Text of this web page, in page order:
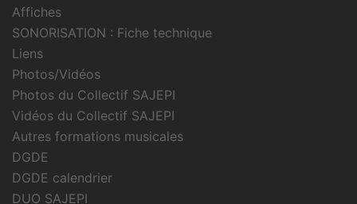
Affiches
SONORISATION : Fiche technique
Liens
Photos/Vidéos
Photos du Collectif SAJEPI
Vidéos du Collectif SAJEPI
Autres formations musicales
DGDE
DGDE calendrier
DUO SAJEPI